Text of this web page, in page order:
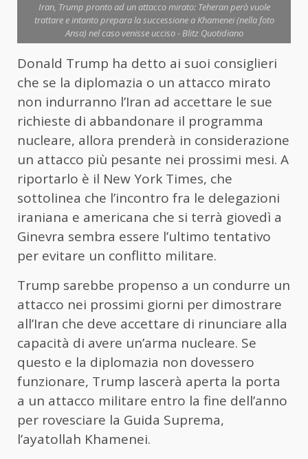
Iran, Trump pronto ad un attacco mirato: Teheran però vuole
trattare e intanto prepara la successione a Khamenei (nella foto
Ansa) nel caso venisse ucciso - Blitz Quotidiano
Donald Trump ha detto ai suoi consiglieri
che se la diplomazia o un attacco mirato
non indurranno l’Iran ad accettare le sue
richieste di abbandonare il programma
nucleare, allora prenderà in considerazione
un attacco più pesante nei prossimi mesi. A
riportarlo è il New York Times, che
sottolinea che l’incontro fra le delegazioni
iraniana e americana che si terrà giovedì a
Ginevra sembra essere l’ultimo tentativo
per evitare un conflitto militare.
Trump sarebbe propenso a un condurre un
attacco nei prossimi giorni per dimostrare
all’Iran che deve accettare di rinunciare alla
capacità di avere un’arma nucleare. Se
questo e la diplomazia non dovessero
funzionare, Trump lascerà aperta la porta
a un attacco militare entro la fine dell’anno
per rovesciare la Guida Suprema,
l’ayatollah Khamenei.